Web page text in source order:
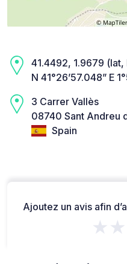
41.4492, 1.9679 (lat,
N 41°26’57.048” E
3 Carrer Vallès
08740 Sant Andreu
Spain
Ajoutez un avis afin